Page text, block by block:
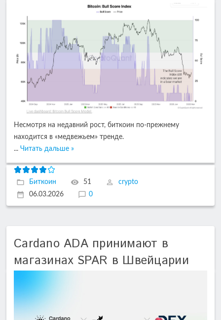
Несмотря на недавний рост, биткоин по-прежнему
находится в «медвежьем» тренде.
... Читать дальше »
Биткоин 51
crypto
06.03.2026
0
Cardano ADA принимают в
магазинах SPAR в Швейцарии